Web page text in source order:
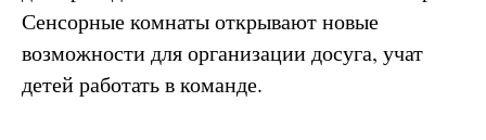
Сенсорные комнаты открывают новые
возможности для организации досуга, учат
детей работать в команде.